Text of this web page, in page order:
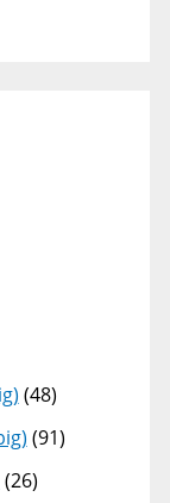
(48)
(91)
(26)